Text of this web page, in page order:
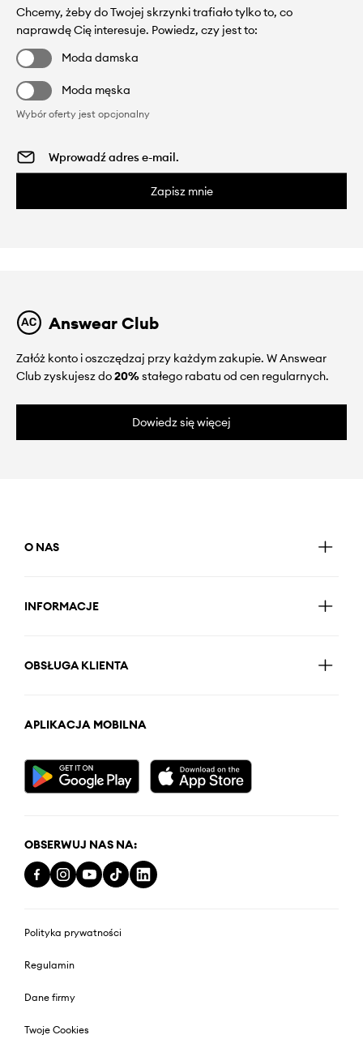
Chcemy, żeby do Twojej skrzynki trafiało tylko to, co
naprawdę Cię interesuje. Powiedz, czy jest to:
Moda damska
Moda męska
Wybór oferty jest opcjonalny
Zapisz mnie
Answear Club
Załóż konto i oszczędzaj przy każdym zakupie. W Answear
Club zyskujesz do20%stałego rabatu od cen regularnych.
Dowiedz się więcej
O NAS
INFORMACJE
OBSŁUGA KLIENTA
APLIKACJA MOBILNA
OBSERWUJ NAS NA:
Polityka prywatności
Regulamin
Dane firmy
Twoje Cookies